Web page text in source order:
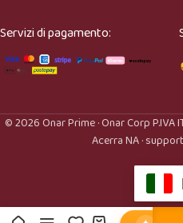
Servizi di pagamento:
© 2026 Onar Prime · Onar Corp P.IVA
Acerra NA ·